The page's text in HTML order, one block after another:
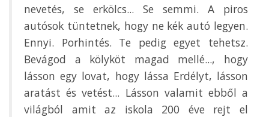
nevetés, se erkölcs... Se semmi. A piros
autósok tüntetnek, hogy ne kék autó legyen.
Ennyi. Porhintés. Te pedig egyet tehetsz.
Bevágod a kölyköt magad mellé..., hogy
lásson egy lovat, hogy lássa Erdélyt, lásson
aratást és vetést... Lásson valamit ebből a
világból amit az iskola 200 éve rejt el